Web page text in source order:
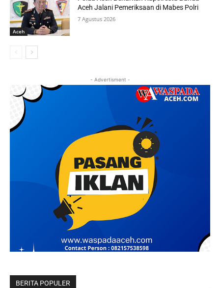
Aceh
Aceh Jalani Pemeriksaan di Mabes Polri
7 Agustus 2026
- Advertisment -
BERITA POPULER